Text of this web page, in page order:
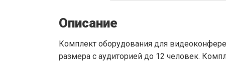
Описание
Комплект оборудования для
размера с аудиторией до 12 человек.